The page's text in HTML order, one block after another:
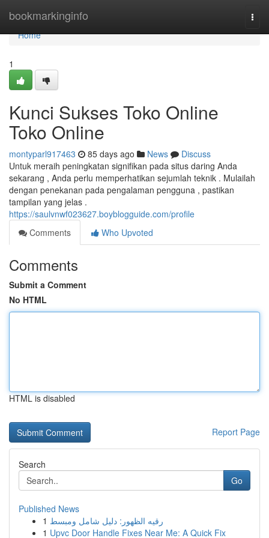
bookmarkinginfo
Home
Home
1
Kunci Sukses Toko Online
Toko Online
montyparl917463 85 days ago News
Discuss
Untuk meraih peningkatan signifikan pada situs daring Anda
sekarang , Anda perlu memperhatikan sejumlah teknik . Mulailah
dengan penekanan pada pengalaman pengguna , pastikan
tampilan yang jelas .
https://saulvnwf023627.boyblogguide.com/profile
Comments
Who Upvoted
Comments
Submit a Comment
No HTML
HTML is disabled
Report Page
Search
Go
Published News
1 رقيه الظهور: دليل شامل ومبسط
1 Upvc Door Handle Fixes Near Me: A Quick Fix